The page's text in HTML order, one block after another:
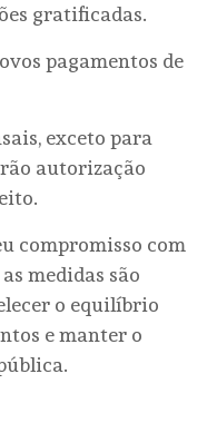
gratificadas.
pagamentos de
exceto para
autorização
compromisso com
medidas são
o equilíbrio
e manter o